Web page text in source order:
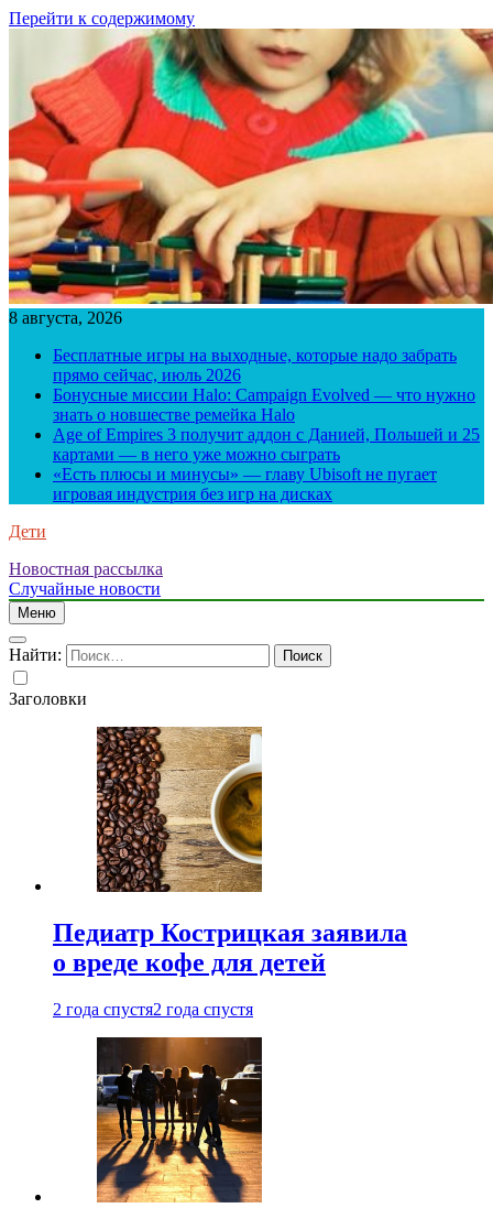
Перейти к содержимому
8 августа, 2026
Бесплатные игры на выходные, которые надо забрать
прямо сейчас, июль 2026
Бонусные миссии Halo: Campaign Evolved — что нужно
знать о новшестве ремейка Halo
Age of Empires 3 получит аддон с Данией, Польшей и 25
картами — в него уже можно сыграть
«Есть плюсы и минусы» — главу Ubisoft не пугает
игровая индустрия без игр на дисках
Дети
Новостная рассылка
Случайные новости
Меню
Найти:
Заголовки
Педиатр Кострицкая заявила
о вреде кофе для детей
2 года спустя2 года спустя